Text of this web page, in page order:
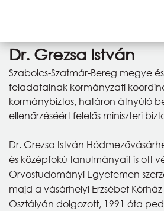
Dr. Grezsa István
Szabolcs-Szatmár-Bereg megye
feladatainak kormányzati
kormánybiztos, határon átnyúló
ellenőrzéséért felelős miniszteri
Dr. Grezsa István
és középfokú tanulmányait is ott
Orvostudományi Egyetemen
majd a vásárhelyi Erzsébet
Osztályán dolgozott, 1991 óta